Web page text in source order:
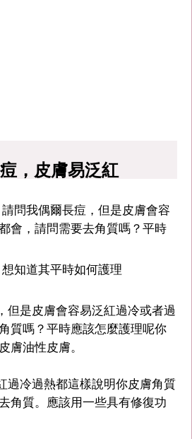
，皮膚易泛紅
問我偶爾長痘，但是皮膚會容
會，請問需要去角質嗎？平時
知道其平時如何護理
是皮膚會容易泛紅過冷或者過
質嗎？平時應該怎麼護理呢你
膚油性皮膚。
冷過熱都這樣說明你皮膚角質
角質。應該用一些具有修復功